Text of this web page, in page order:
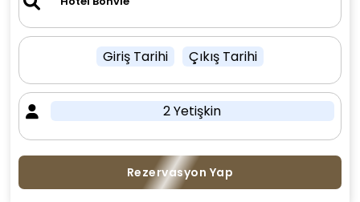
Giriş Tarihi Çıkış Tarihi
2 Yetişkin
Rezervasyon Yap